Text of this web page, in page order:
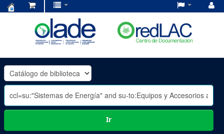
OLADE
-
Ir